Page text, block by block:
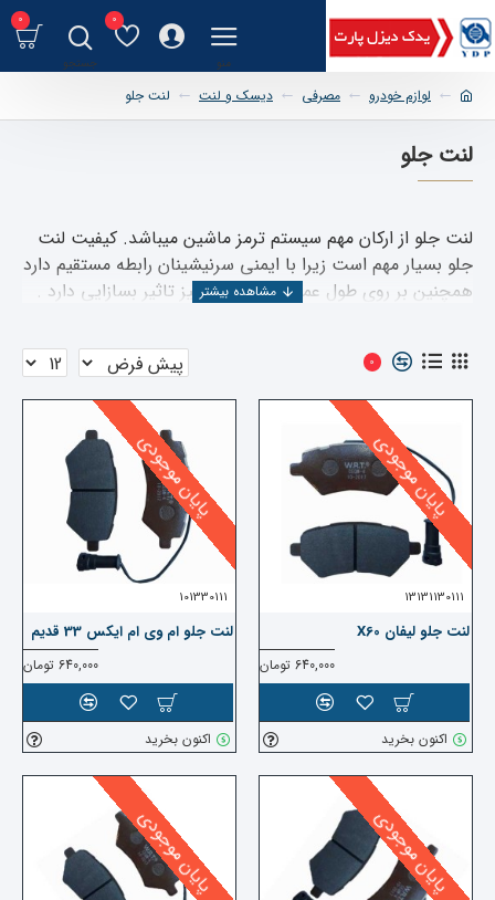
0
0
لوازم خودرو مصرفی دیسک و لنت لنت جلو
لنت جلو
لنت جلو از ارکان مهم سیستم ترمز ماشین میباشد. کیفیت لنت
جلو بسیار مهم است زیرا با ایمنی سرنیشینان رابطه مستقیم دارد
همچنین بر روی طول عمر دیسک چرخ نیز تاثیر بسازایی دارد .
0
پایان موجودی
13131130111
لنت جلو لیفان X60
640,000 تومان
اکنون بخرید
پایان موجودی
101330111
لنت جلو ام وی ام ایکس 33 قدیم
640,000 تومان
اکنون بخرید
پایان موجودی پایان موجودی